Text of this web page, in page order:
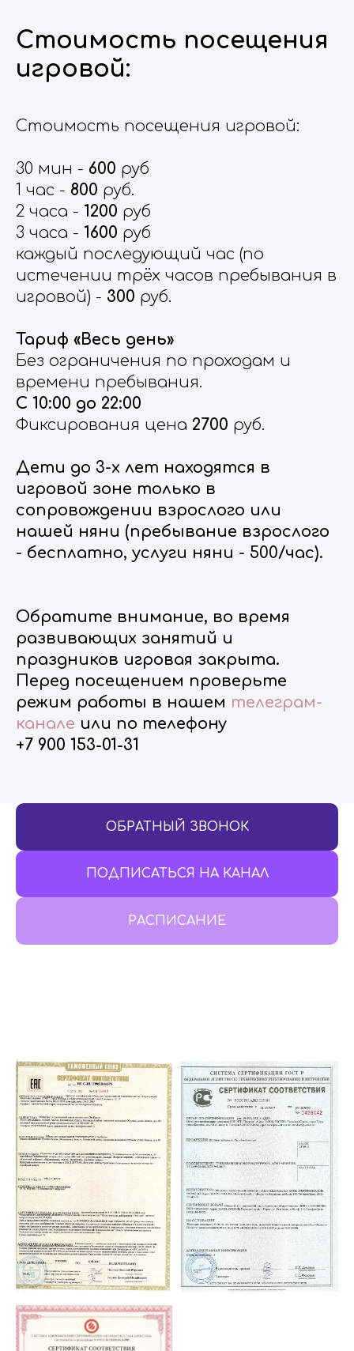
Стоимость посещения
игровой:
Стоимость посещения игровой:
30 мин - 600 руб
1 час - 800 руб.
2 часа - 1200 руб
3 часа - 1600 руб
каждый последующий час (по
истечении трёх часов пребывания в
игровой) - 300 руб.
Тариф «Весь день»
Без ограничения по проходам и
времени пребывания.
С 10:00 до 22:00
Фиксирования цена 2700 руб.
Дети до 3-х лет находятся в
игровой зоне только в
сопровождении взрослого или
нашей няни (пребывание взрослого
- бесплатно, услуги няни - 500/час).
Обратите внимание, во время
развивающих занятий и
праздников игровая закрыта.
Перед посещением проверьте
режим работы в нашем телеграм-
канале или по телефону
+7 900 153-01-31
ОБРАТНЫЙ ЗВОНОК
ПОДПИСАТЬСЯ НА КАНАЛ
РАСПИСАНИЕ